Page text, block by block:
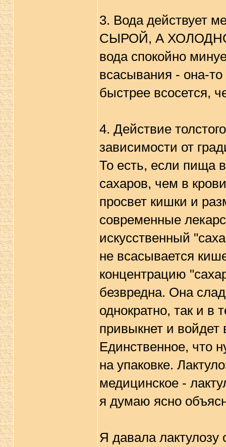
3. Вода действует
СЫРОЙ, А ХОЛОДНОЙ
вода спокойно
всасывания - она-
быстрее всосется,
4. Действие
зависимости от
То есть, если пища
сахаров, чем в
просвет кишки и
современные
искусственный
не всасывается
концентрацию
безвредна. Она
однократно, так и в
привыкнет и войдет
Единственное, что
на упаковке.
медицинское -
я думаю ясно
Я давала лактулозу